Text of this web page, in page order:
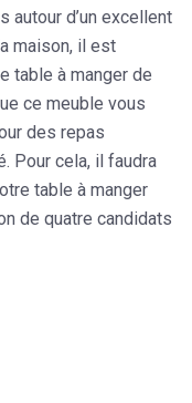
autour d’un excellent
maison, il est
table à manger de
ce meuble vous
des repas
Pour cela, il faudra
table à manger
de quatre candidats